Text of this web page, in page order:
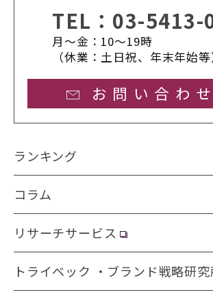
TEL： 03-5413-
月〜金：10〜19時
（休業：土日祝、年末年始等
お問い合わせ
ランキング
コラム
リサーチサービス
トライベック ・ブランド戦略研